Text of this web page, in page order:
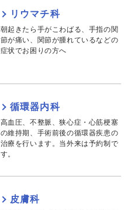
リウマチ科
朝起きたら手がこわばる、手指の関
節が痛い、関節が腫れているなどの
症状でお困りの方へ
循環器内科
高血圧、不整脈、狭心症・心筋梗塞
の維持期、手術前後の循環器疾患の
治療を行います。当外来は予約制で
す。
皮膚科